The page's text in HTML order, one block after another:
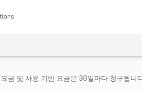
금 및 사용 기반 요금은 30일마다 청구됩니